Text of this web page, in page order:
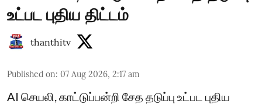
உட்பட புதிய திட்டம்
thanthitv
Published on: 07 Aug 2026, 2:17 am
AI செயலி, காட்டுப்பன்றி சேத தடுப்பு உட்பட புதிய